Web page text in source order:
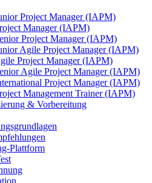
Project Manager (IAPM)
Manager (IAPM)
Project Manager (IAPM)
Agile Project Manager (IAPM)
Project Manager (IAPM)
Agile Project Manager (IAPM)
Project Manager (IAPM)
Management Trainer (IAPM)
& Vorbereitung
Plattform